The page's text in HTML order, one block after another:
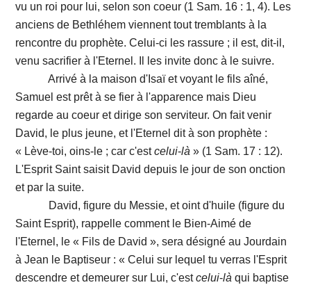
vu un roi pour lui, selon son coeur (1 Sam. 16 : 1, 4). Les
anciens de Bethléhem viennent tout tremblants à la
rencontre du prophète. Celui-ci les rassure ; il est, dit-il,
venu sacrifier à l'Eternel. Il les invite donc à le suivre.
Arrivé à la maison d'Isaï et voyant le fils aîné,
Samuel est prêt à se fier à l'apparence mais Dieu
regarde au coeur et dirige son serviteur. On fait venir
David, le plus jeune, et l'Eternel dit à son prophète :
« Lève-toi, oins-le ; car c'estcelui-là » (1 Sam. 17 : 12).
L'Esprit Saint saisit David depuis le jour de son onction
et par la suite.
David, figure du Messie, et oint d'huile (figure du
Saint Esprit), rappelle comment le Bien-Aimé de
l'Eternel, le « Fils de David », sera désigné au Jourdain
à Jean le Baptiseur : « Celui sur lequel tu verras l'Esprit
descendre et demeurer sur Lui, c'estcelui-là qui baptise